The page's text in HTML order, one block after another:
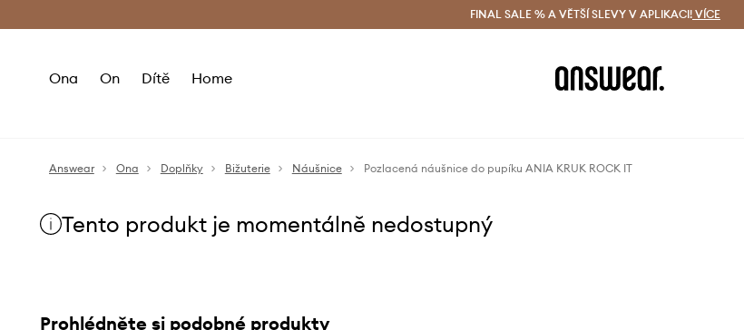
Doručení a vrácení zdarma (od 1800 Kč) Doručení i do 24 h
FINAL SALE % A VĚTŠÍ SLEVY V APLIKACI! VÍCE
Ona On Dítě Home
Answear Ona Doplňky Bižuterie Náušnice Pozlacená náušnice do pupíku ANIA KRUK ROCK IT
Tento produkt je momentálně nedostupný
Prohlédněte si podobné produkty